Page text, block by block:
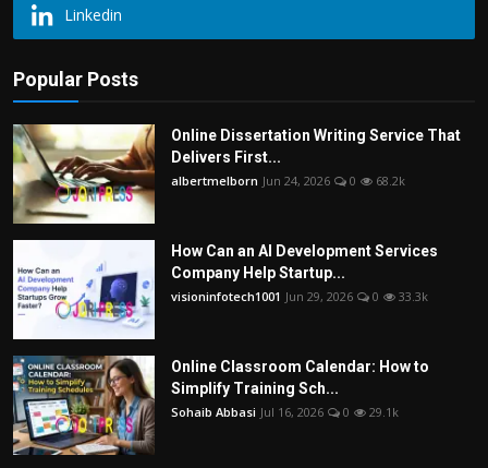
Linkedin
Popular Posts
Online Dissertation Writing Service That
Delivers First...
albertmelborn Jun 24, 2026 0 68.2k
How Can an AI Development Services
Company Help Startup...
visioninfotech1001 Jun 29, 2026 0 33.3k
Online Classroom Calendar: How to
Simplify Training Sch...
Sohaib Abbasi Jul 16, 2026 0 29.1k